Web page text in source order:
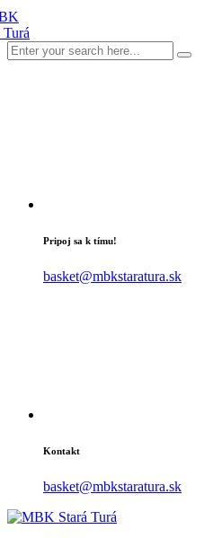
Pripoj sa k tímu!
basket@mbkstaratura.sk
Kontakt
basket@mbkstaratura.sk